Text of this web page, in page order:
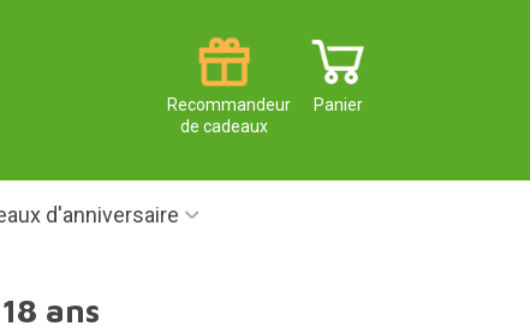
Panier
Recommandeur
de cadeaux
d'anniversaire
ans